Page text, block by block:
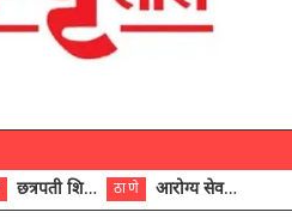
छत्रपती शिवाजी महाराज रुग्णालयात दुर्मिळ ट्युमरची यशस्वी शस्त्रक्रिया ठाणे आरोग्य सेवक (पुरुष) पदावरून ११ कर्मचाऱ्यांना आरोग्य सहाय्यक (पुरुष) पदावर पदोन्नती; मुख्य कार्यकारी अधिकारी रणजित यादव यांच्या हस्ते आदेश वितरण